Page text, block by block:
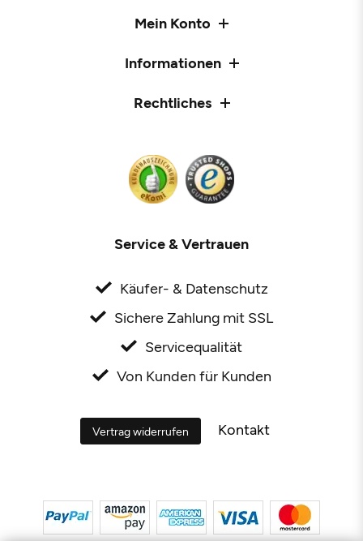
Mein Konto
Informationen
Rechtliches
Service & Vertrauen
Käufer- & Datenschutz
Sichere Zahlung mit SSL
Servicequalität
Von Kunden für Kunden
Vertrag widerrufen Kontakt